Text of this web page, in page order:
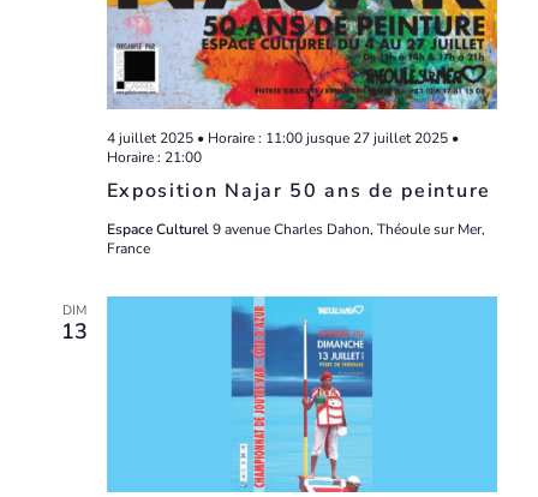
Exposition Najar 50 ans de peinture
4 juillet 2025 • Horaire : 11:00jusque 27 juillet 2025 •
Horaire : 21:00
Espace Culturel9 avenue Charles Dahon, Théoule sur Mer,
France
DIM
13